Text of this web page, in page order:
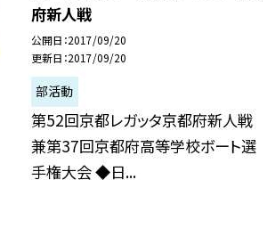
府新人戦
公開日 2017/09/20
更新日 2017/09/20
部活動
第52回京都レガッタ京都府新人戦
兼第37回京都府高等学校ボート選
手権大会 ◆日...